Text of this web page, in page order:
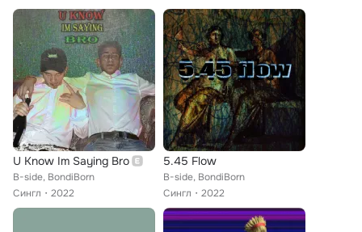
U Know Im Saying Bro
B-side, BondiBorn
Сингл
2022
5.45 Flow
B-side, BondiBorn
Сингл
2022